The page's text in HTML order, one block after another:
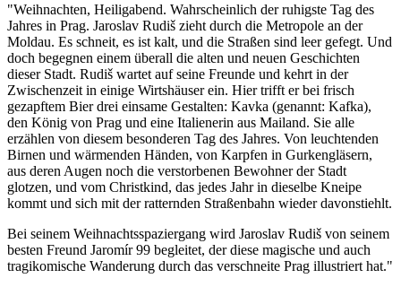
"Weihnachten, Heiligabend. Wahrscheinlich der ruhigste Tag des
Jahres in Prag. Jaroslav Rudiš zieht durch die Metropole an der
Moldau. Es schneit, es ist kalt, und die Straßen sind leer gefegt. Und
doch begegnen einem überall die alten und neuen Geschichten
dieser Stadt. Rudiš wartet auf seine Freunde und kehrt in der
Zwischenzeit in einige Wirtshäuser ein. Hier trifft er bei frisch
gezapftem Bier drei einsame Gestalten: Kavka (genannt: Kafka),
den König von Prag und eine Italienerin aus Mailand. Sie alle
erzählen von diesem besonderen Tag des Jahres. Von leuchtenden
Birnen und wärmenden Händen, von Karpfen in Gurkengläsern,
aus deren Augen noch die verstorbenen Bewohner der Stadt
glotzen, und vom Christkind, das jedes Jahr in dieselbe Kneipe
kommt und sich mit der ratternden Straßenbahn wieder davonstiehlt.
Bei seinem Weihnachtsspaziergang wird Jaroslav Rudiš von seinem
besten Freund Jaromír 99 begleitet, der diese magische und auch
tragikomische Wanderung durch das verschneite Prag illustriert hat."